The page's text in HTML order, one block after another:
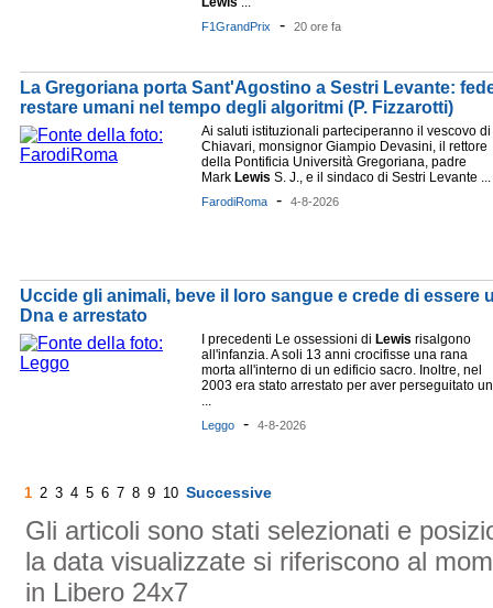
F1GrandPrix - 20 ore fa
La Gregoriana porta Sant'Agostino a Sestri Levante:
restare umani nel tempo degli algoritmi (P. Fizzarotti)
Ai saluti istituzionali parteciperanno il vescovo di
Chiavari, monsignor Giampio Devasini, il rettore
della Pontificia Università Gregoriana, padre
Mark Lewis S. J., e il sindaco di Sestri Levante ...
FarodiRoma - 4-8-2026
Uccide gli animali, beve il loro sangue e crede di essere
Dna e arrestato
I precedenti Le ossessioni di Lewis risalgono
all'infanzia. A soli 13 anni crocifisse una rana
morta all'interno di un edificio sacro. Inoltre, nel
2003 era stato arrestato per aver perseguitato un
...
Leggo - 4-8-2026
1 2 3 4 5 6 7 8 9 10 Successive
Gli articoli sono stati selezionati e
la data visualizzate si riferiscono al
in Libero 24x7